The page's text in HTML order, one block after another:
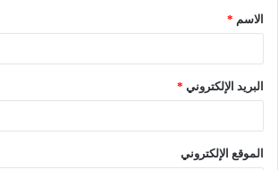
الاسم *
البريد الإلكتروني *
الموقع الإلكتروني